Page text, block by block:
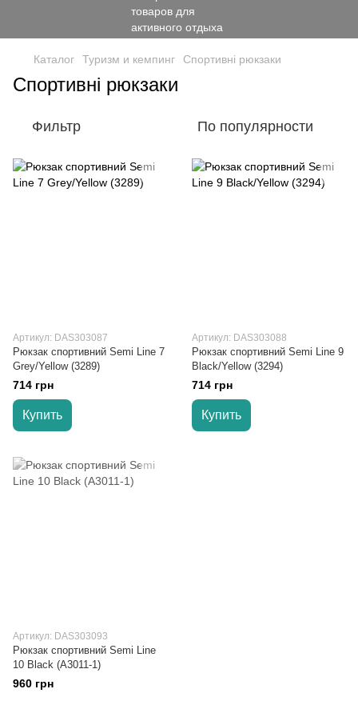
Каталог Туризм и кемпинг Спортивні рюкзаки
Спортивні рюкзаки
Фильтр По популярности
Артикул: DAS303087
Рюкзак спортивний Semi Line 7
Grey/Yellow (3289)
714 грн
Купить
Артикул: DAS303088
Рюкзак спортивний Semi Line 9
Black/Yellow (3294)
714 грн
Купить
Артикул: DAS303093
Рюкзак спортивний Semi Line
10 Black (A3011-1)
960 грн